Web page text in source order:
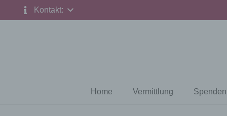
Kontakt:
Home Vermittlung